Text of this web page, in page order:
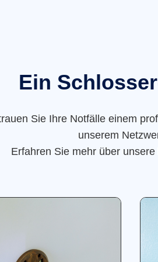
Ein
Sie Ihre Notfälle einem
unserem
Erfahren Sie mehr über